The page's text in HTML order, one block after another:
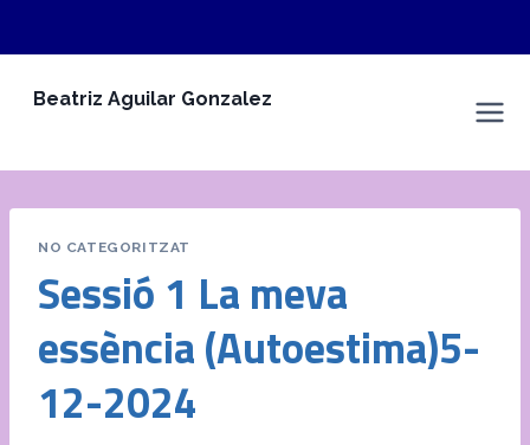
Beatriz Aguilar Gonzalez
NO CATEGORITZAT
Sessió 1 La meva
essència (Autoestima)5-
12-2024